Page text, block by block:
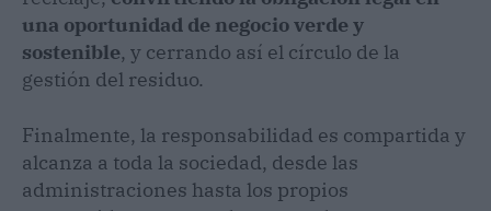
una oportunidad de negocio verde y
sostenible, y cerrando así el círculo de la
gestión del residuo.
Finalmente, la responsabilidad es compartida y
alcanza a toda la sociedad, desde las
administraciones hasta los propios